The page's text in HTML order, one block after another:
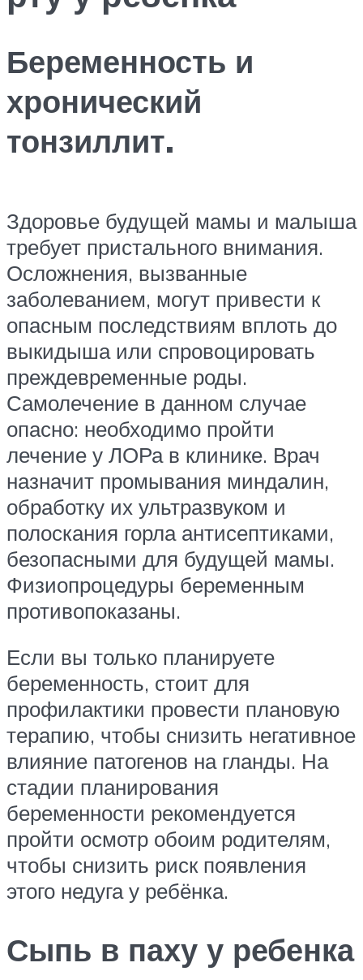
Беременность и
хронический
тонзиллит.
Здоровье будущей мамы и малыша
требует пристального внимания.
Осложнения, вызванные
заболеванием, могут привести к
опасным последствиям вплоть до
выкидыша или спровоцировать
преждевременные роды.
Самолечение в данном случае
опасно: необходимо пройти
лечение у ЛОРа в клинике. Врач
назначит промывания миндалин,
обработку их ультразвуком и
полоскания горла антисептиками,
безопасными для будущей мамы.
Физиопроцедуры беременным
противопоказаны.
Если вы только планируете
беременность, стоит для
профилактики провести плановую
терапию, чтобы снизить негативное
влияние патогенов на гланды. На
стадии планирования
беременности рекомендуется
пройти осмотр обоим родителям,
чтобы снизить риск появления
этого недуга у ребёнка.
Сыпь в паху у ребенка